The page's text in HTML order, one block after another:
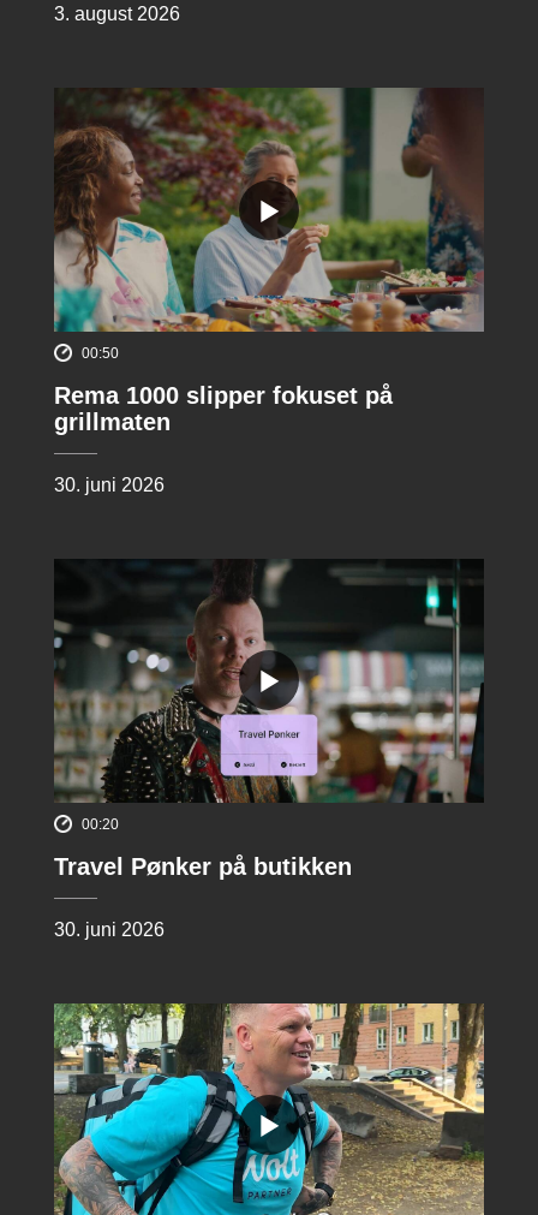
3. august 2026
00:50
Rema 1000 slipper fokuset på
grillmaten
30. juni 2026
00:20
Travel Pønker på butikken
30. juni 2026